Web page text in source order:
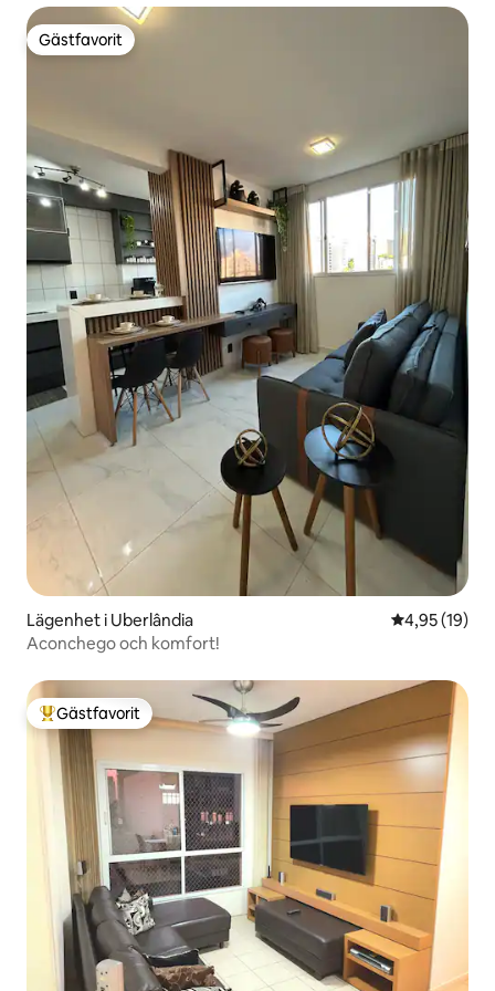
Gästfavorit
Gästfavorit
Lägenhet i Uberlândia 4,95 av 5 i
4,95 (19)
Aconchego och komfort!
Populär gästfavorit
Gästfavorit